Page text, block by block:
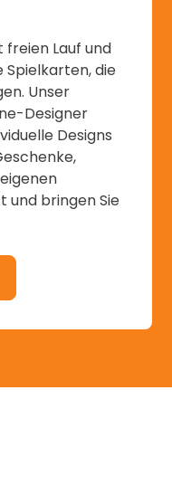
freien Lauf und
Spielkarten, die
Unser
Designer
Designs
und bringen Sie